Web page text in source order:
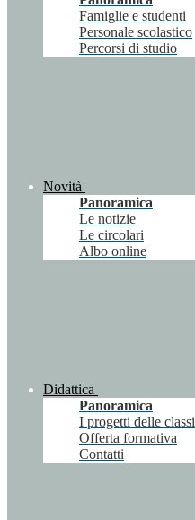
Famiglie e studenti
Personale scolastico
Percorsi di studio
Novità
Panoramica
Le notizie
Le circolari
Albo online
Didattica
Panoramica
I progetti delle classi
Offerta formativa
Contatti